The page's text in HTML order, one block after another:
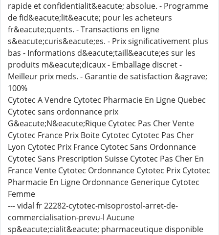
rapide et confidentialit&eacute; absolue. - Programme
de fid&eacute;lit&eacute; pour les acheteurs
fr&eacute;quents. - Transactions en ligne
s&eacute;curis&eacute;es. - Prix significativement plus
bas - Informations d&eacute;taill&eacute;es sur les
produits m&eacute;dicaux - Emballage discret -
Meilleur prix meds. - Garantie de satisfaction &agrave;
100%
Cytotec A Vendre Cytotec Pharmacie En Ligne Quebec
Cytotec sans ordonnance prix
G&eacute;N&eacute;Rique Cytotec Pas Cher Vente
Cytotec France Prix Boite Cytotec Cytotec Pas Cher
Lyon Cytotec Prix France Cytotec Sans Ordonnance
Cytotec Sans Prescription Suisse Cytotec Pas Cher En
France Vente Cytotec Ordonnance Cytotec Prix Cytotec
Pharmacie En Ligne Ordonnance Generique Cytotec
Femme
--- vidal fr 22282-cytotec-misoprostol-arret-de-
commercialisation-prevu-l Aucune
sp&eacute;cialit&eacute; pharmaceutique disponible